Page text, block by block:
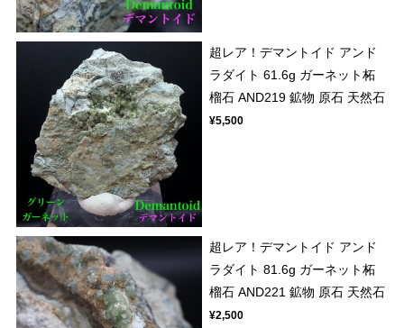
超レア！デマントイド アンド
ラダイト 61.6g ガーネット柘
榴石 AND219 鉱物 原石 天然石
¥5,500
超レア！デマントイド アンド
ラダイト 81.6g ガーネット柘
榴石 AND221 鉱物 原石 天然石
¥2,500